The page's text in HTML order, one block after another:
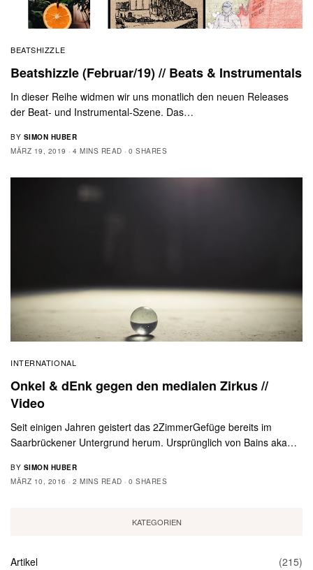
BEATSHIZZLE
Beatshizzle (Februar/19) // Beats & Instrumentals
In dieser Reihe widmen wir uns monatlich den neuen Releases
der Beat- und Instrumental-Szene. Das…
BY SIMON HUBER
MÄRZ 19, 2019
4 MINS READ 0 SHARES
INTERNATIONAL
Onkel & dEnk gegen den medialen Zirkus //
Video
Seit einigen Jahren geistert das 2ZimmerGefüge bereits im
Saarbrückener Untergrund herum. Ursprünglich von Bains aka…
BY SIMON HUBER
MÄRZ 10, 2016
2 MINS READ 0 SHARES
KATEGORIEN
Artikel
(215)